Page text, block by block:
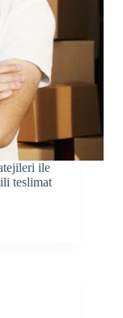
ile
teslimat